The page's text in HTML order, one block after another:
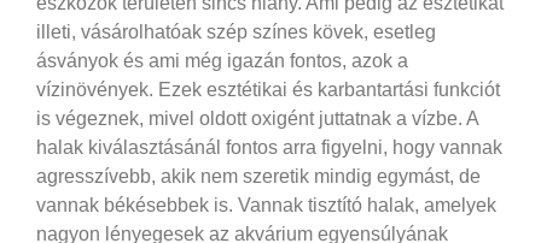
illeti, vásárolhatóak szép színes kövek, esetleg
ásványok és ami még igazán fontos, azok a
vízinövények. Ezek esztétikai és karbantartási funkciót
is végeznek, mivel oldott oxigént juttatnak a vízbe. A
halak kiválasztásánál fontos arra figyelni, hogy vannak
agresszívebb, akik nem szeretik mindig egymást, de
vannak békésebbek is. Vannak tisztító halak, amelyek
nagyon lényegesek az akvárium egyensúlyának